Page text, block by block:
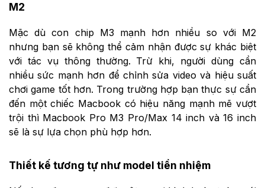
M2
Mặc dù con chip M3 mạnh hơn nhiều so với M2
nhưng bạn sẽ không thể cảm nhận được sự khác biệt
với tác vụ thông thường. Trừ khi, người dùng cần
nhiều sức mạnh hơn để chỉnh sửa video và hiệu suất
chơi game tốt hơn. Trong trường hợp bạn thực sự cần
đến một chiếc Macbook có hiệu năng mạnh mẽ vượt
trội thì Macbook Pro M3 Pro/Max 14 inch và 16 inch
sẽ là sự lựa chọn phù hợp hơn.
Thiết kế tương tự như model tiền nhiệm